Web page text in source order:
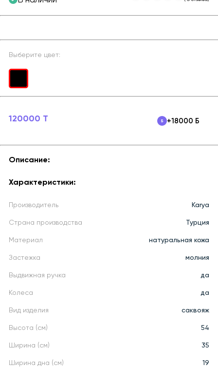
Выберите цвет:
120000 T +18000 Б
Описание:
Характеристики:
Производитель Karya
Страна производства Турция
Материал натуральная кожа
Застежка молния
Выдвижная ручка да
Колеса да
Вид изделия саквояж
Высота (см) 54
Ширина (см) 35
Ширина дна (см) 19